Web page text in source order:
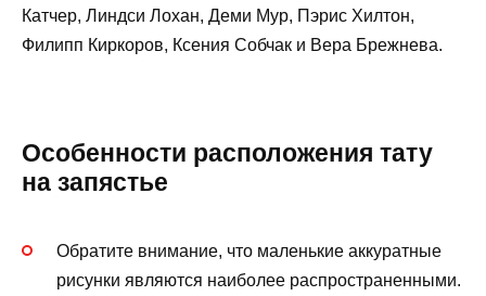
Катчер, Линдси Лохан, Деми Мур, Пэрис Хилтон,
Филипп Киркоров, Ксения Собчак и Вера Брежнева.
Особенности расположения тату
на запястье
Обратите внимание, что маленькие аккуратные
рисунки являются наиболее распространенными.